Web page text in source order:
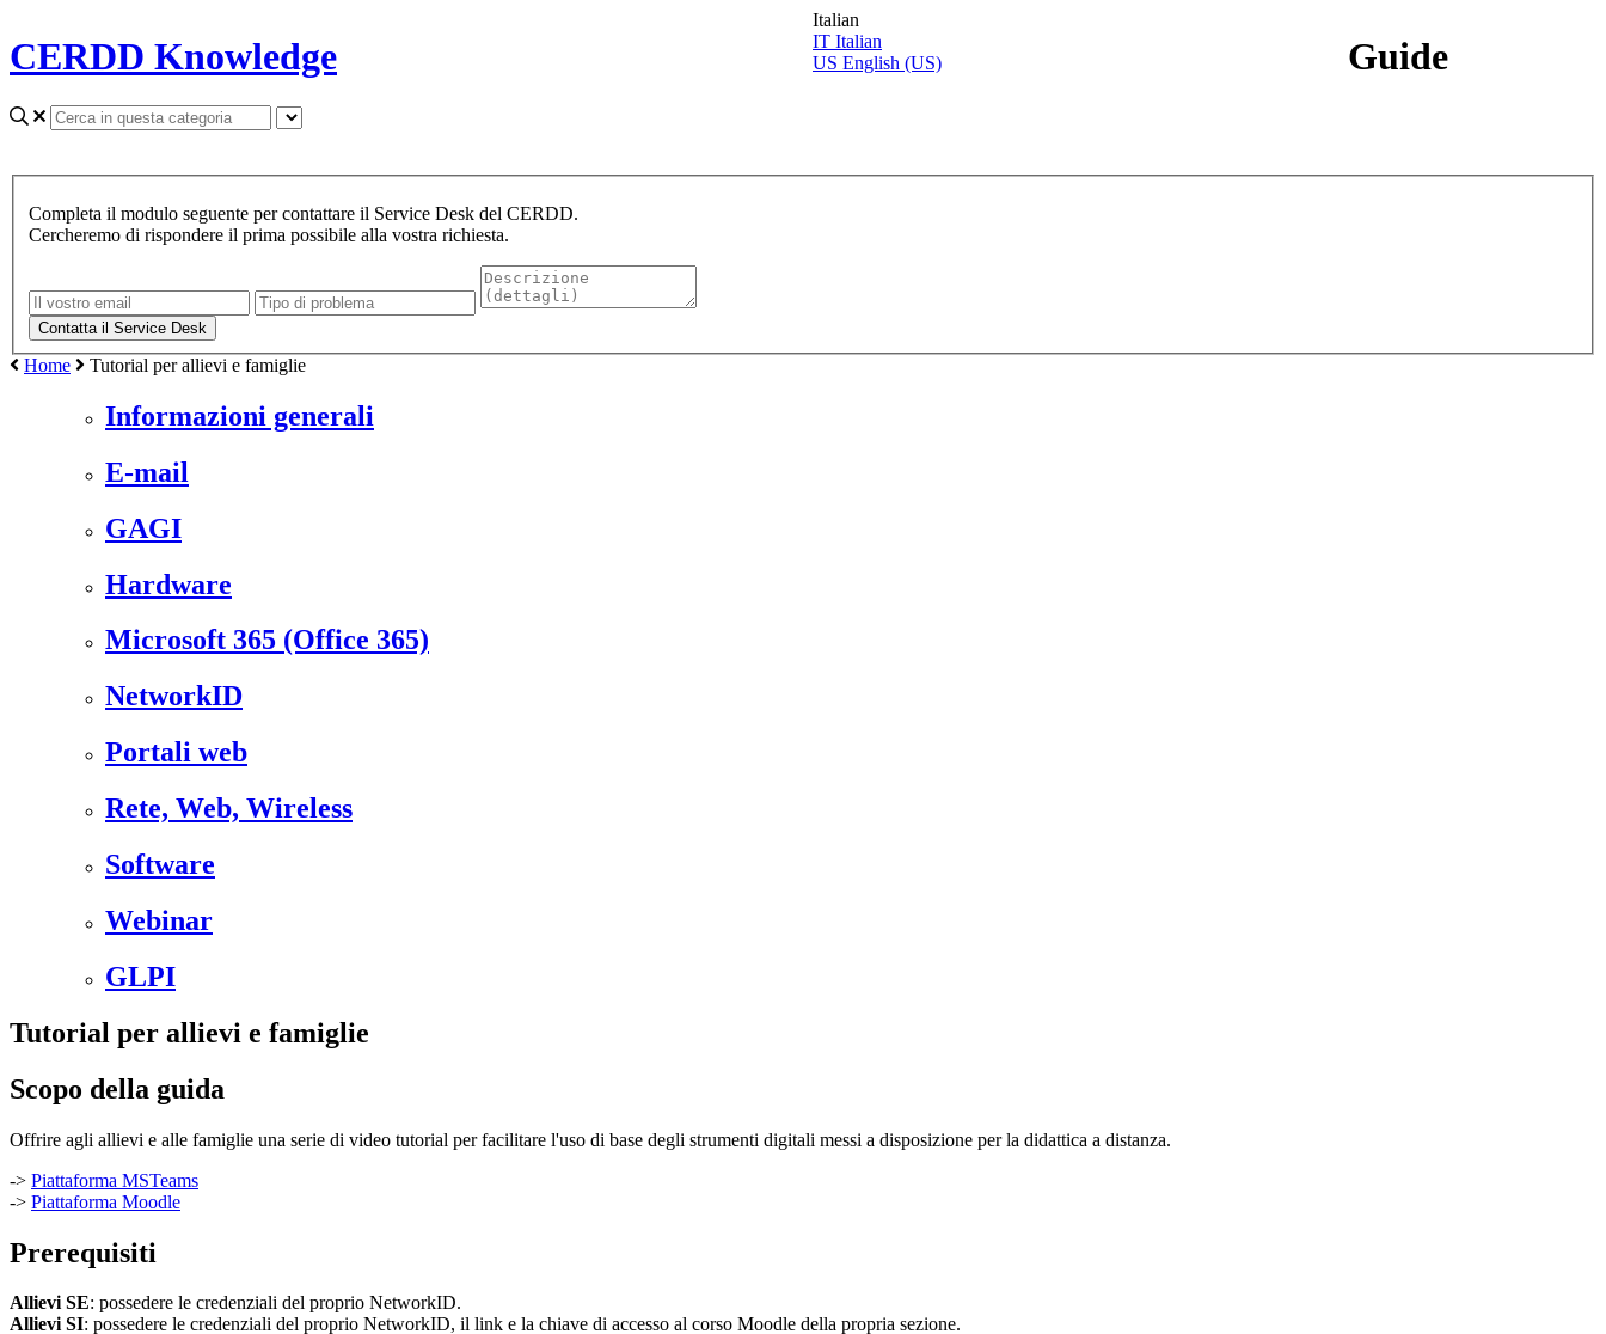
CERDD Knowledge
Italian
IT Italian
US English (US) Guide
Completa il modulo seguente per contattare il Service Desk del CERDD.
Cercheremo di rispondere il prima possibile alla vostra richiesta.
Home Tutorial per allievi e famiglie
Informazioni generali
E-mail
GAGI
Hardware
Microsoft 365 (Office 365)
NetworkID
Portali web
Rete, Web, Wireless
Software
Webinar
GLPI
Tutorial per allievi e famiglie
Scopo della guida
Offrire agli allievi e alle famiglie una serie di video tutorial per facilitare l'uso di base degli strumenti digitali messi a disposizione per la didattica a distanza.
-> Piattaforma MSTeams
-> Piattaforma Moodle
Prerequisiti
Allievi SE: possedere le credenziali del proprio NetworkID.
Allievi SI: possedere le credenziali del proprio NetworkID, il link e la chiave di accesso al corso Moodle della propria sezione.